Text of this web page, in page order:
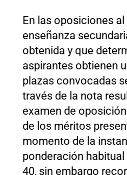
En las oposiciones
enseñanza
obtenida y que
aspirantes obtienen
plazas convocadas
través de la nota
examen de
de los méritos
momento de la
ponderación
40, sin embargo